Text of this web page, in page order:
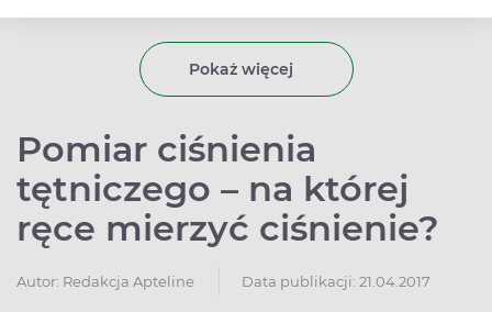
nadczynności tarczycy, jaskrze czy migrenach.
Pokaż więcej
Pomiar ciśnienia
tętniczego – na której
ręce mierzyć ciśnienie?
Autor: Redakcja Apteline Data publikacji: 21.04.2017